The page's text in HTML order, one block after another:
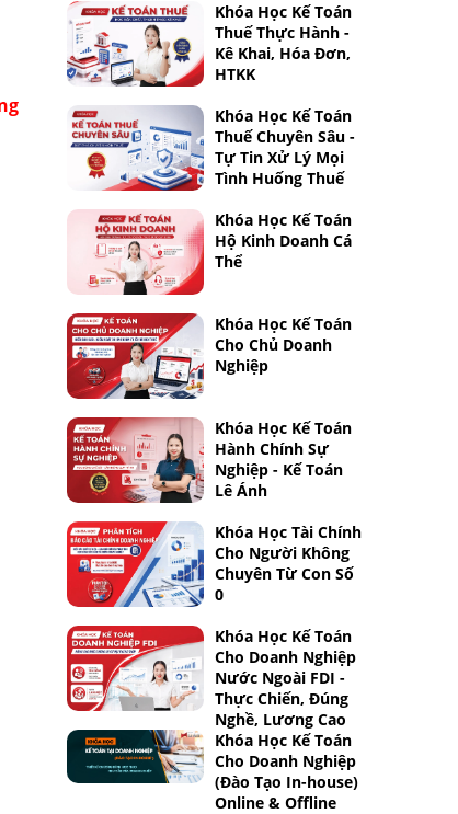
Khóa Học Kế Toán
Thuế Thực Hành -
Kê Khai, Hóa Đơn,
HTKK
Khóa Học Kế Toán
Thuế Chuyên Sâu -
Tự Tin Xử Lý Mọi
Tình Huống Thuế
Khóa Học Kế Toán
Hộ Kinh Doanh Cá
Thể
Khóa Học Kế Toán
Cho Chủ Doanh
Nghiệp
Khóa Học Kế Toán
Hành Chính Sự
Nghiệp - Kế Toán
Lê Ánh
Khóa Học Tài Chính
Cho Người Không
Chuyên Từ Con Số
0
Khóa Học Kế Toán
Cho Doanh Nghiệp
Nước Ngoài FDI -
Thực Chiến, Đúng
Nghề, Lương Cao
Khóa Học Kế Toán
Cho Doanh Nghiệp
(Đào Tạo In-house)
Online & Offline